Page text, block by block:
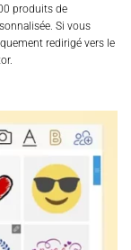
produits de
Si vous
redirigé vers le